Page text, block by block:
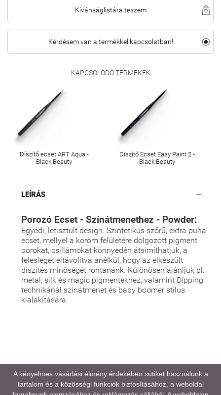
Kívánságlistára teszem
Kérdésem van a termékkel kapcsolatban!
KAPCSOLÓDÓ TERMÉKEK
Díszítő ecset ART Aqua -
Black Beauty
Díszítő Ecset Easy Paint 2 -
Black Beauty
LEÍRÁS
Porozó Ecset - Színátmenethez - Powder:
Egyedi, letisztult design. Szintetikus szőrű, extra puha
ecset, mellyel a köröm felületére dolgozott pigment
porokat, csillámokat könnyedén átsimíthatjuk, a
felesleget eltávolítva anélkül, hogy az elkészült
díszítés minőségét rontanánk. Különösen ajánljuk pl.
metal, silk és magic pigmentekhez, valamint Dipping
technikánál színátmenet és baby boomer stílus
kialakítására.
A médiatartalmainkban megjelenő színek eltérhetnek
a valóságtól, kijelző és monitor beállításaitól,
A kényelmes vásárlási élmény érdekében sütiket használunk a
tartalom és a közösségi funkciók biztosításához, a weboldal